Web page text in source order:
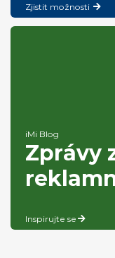
Zjistit možnosti
iMi Blog
Zprávy
Inspirujte se